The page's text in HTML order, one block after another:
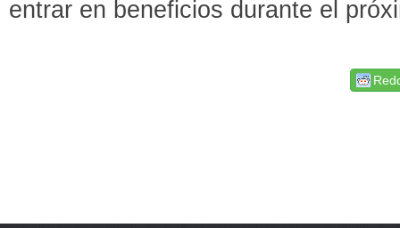
entrar en beneficios durante el